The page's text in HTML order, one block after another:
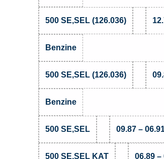
500 SE,SEL (126.036)
Benzine
500 SE,SEL (126.036)
Benzine
500 SE,SEL 09.87 –
500 SE,SEL KAT 06.89 –